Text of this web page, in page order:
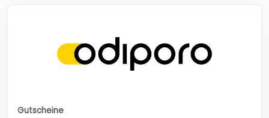
Gutscheine